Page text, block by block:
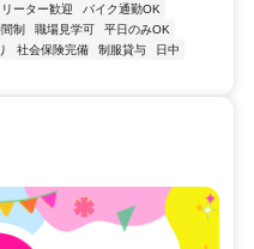
リーター歓迎
バイク通勤OK
制 職場見学可
平日のみOK
社会保険完備 制服貸与
日中